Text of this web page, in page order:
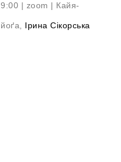
9:00 | zoom | Кайя-
йоґа, Ірина Сікорська